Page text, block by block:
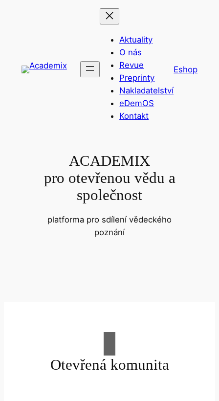
Aktuality
O nás
Revue
Preprinty
Nakladatelství
eDemOS
Kontakt
Eshop
ACADEMIX
pro otevřenou vědu a
společnost
platforma pro sdílení vědeckého
poznání
Otevřená komunita